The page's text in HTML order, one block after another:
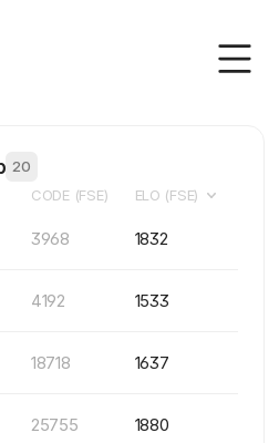
20
CODE (FSE) ELO (FSE)
3968 1832
4192 1533
18718 1637
25755 1880